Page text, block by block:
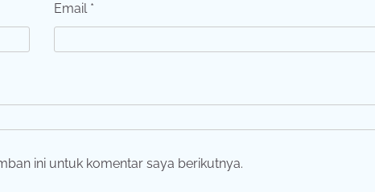
Email *
ini untuk komentar saya berikutnya.